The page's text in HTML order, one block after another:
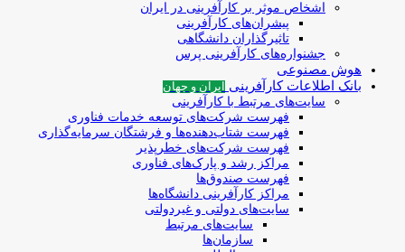
اشخاص موثر بر کارآفرینی در ایران
پیشران‌های کارآفرینی
تاثیرگذاران دانشگاهی
جشنواره‌های کارآفرینی‌ پرس
هوش مصنوعی
بانک اطلاعات کارآفرینی
ایران و جهان
سایت‌های مرتبط با کارآفرینی
فهرست شرکت‌های‌‌ توسعه‌ خدمات فناوری
فهرست شتاب‌دهنده‌ها‌ و فرشتگان‌ سرمایه‌گذاری
فهرست شرکت‌های خطرپذیر
مراکز رشد و پارک‌های فناوری
فهرست صندوق‌ها
مراکز کارآفرینی دانشگاه‌ها
سایت‌های دولتی و غیردولتی
سایت‌های مرتبط
سازمان‌ها